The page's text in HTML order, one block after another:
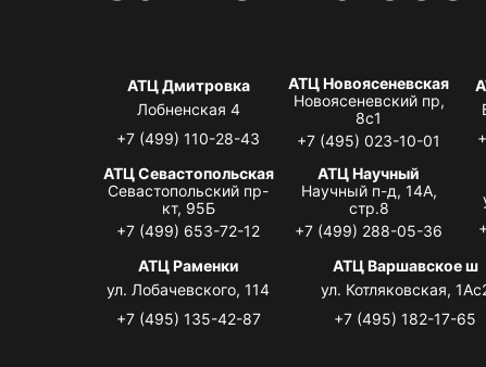
АТЦ Дмитровка
Лобненская 4
+7 (499) 110-28-43
АТЦ Новоясеневская
Новоясеневский пр,
8с1
+7 (495) 023-10-01
АТЦ Севастопольская
Севастопольский пр-
кт, 95Б
+7 (499) 653-72-12
АТЦ Научный
Научный п-д, 14А,
стр.8
+7 (499) 288-05-36
АТЦ Раменки
ул. Лобачевского, 114
+7 (495) 135-42-87
АТЦ Варшавское ш
ул. Котляковская,
+7 (495) 182-17-65